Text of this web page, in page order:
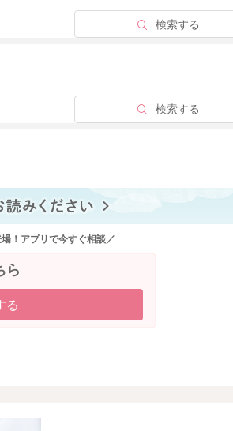
検索する
検索する
！アプリで今すぐ相談／
ら
る